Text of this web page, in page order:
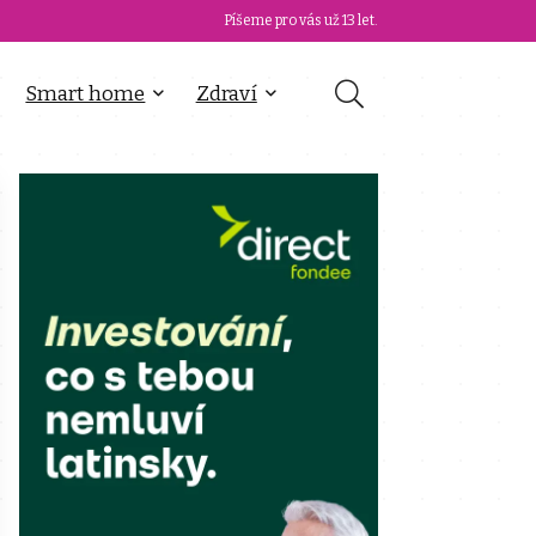
Píšeme pro vás už 13 let.
Smart home Zdraví